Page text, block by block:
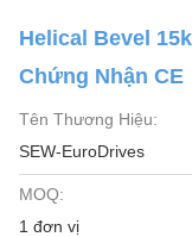
Helical Bevel
Chứng Nhận CE
Tên Thương Hiệu:
SEW-EuroDrives
MOQ:
1 đơn vị